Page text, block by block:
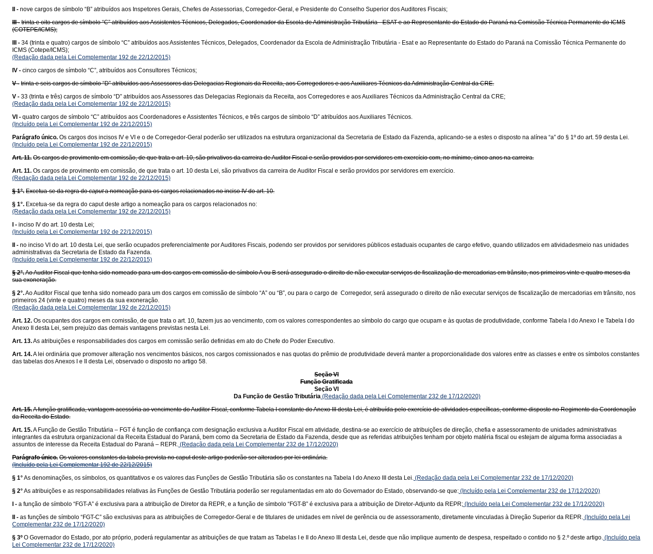
II - nove cargos de símbolo “B” atribuídos aos Inspetores Gerais, Chefes de Assessorias, Corregedor-Geral, e Presidente do Conselho Superior dos Auditores Fiscais;
III - trinta e oito cargos de símbolo “C” atribuídos aos Assistentes Técnicos, Delegados, Coordenador da Escola de Administração Tributária - ESAT e ao Representante do Estado do Paraná na Comissão Técnica Permanente do ICMS
(COTEPE/ICMS);
III - 34 (trinta e quatro) cargos de símbolo “C” atribuídos aos Assistentes Técnicos, Delegados, Coordenador da Escola de Administração Tributária - Esat e ao Representante do Estado do Paraná na Comissão Técnica Permanente do
ICMS (Cotepe/ICMS);
(Redação dada pela Lei Complementar 192 de 22/12/2015)
IV - cinco cargos de símbolo “C”, atribuídos aos Consultores Técnicos;
V - trinta e seis cargos de símbolo “D” atribuídos aos Assessores das Delegacias Regionais da Receita, aos Corregedores e aos Auxiliares Técnicos da Administração Central da CRE.
V - 33 (trinta e três) cargos de símbolo “D” atribuídos aos Assessores das Delegacias Regionais da Receita, aos Corregedores e aos Auxiliares Técnicos da Administração Central da CRE;
(Redação dada pela Lei Complementar 192 de 22/12/2015)
VI - quatro cargos de símbolo “C” atribuídos aos Coordenadores e Assistentes Técnicos, e três cargos de símbolo “D” atribuídos aos Auxiliares Técnicos.
(Incluído pela Lei Complementar 192 de 22/12/2015)
Parágrafo único. Os cargos dos incisos IV e VI e o de Corregedor-Geral poderão ser utilizados na estrutura organizacional da Secretaria de Estado da Fazenda, aplicando-se a estes o disposto na alínea “a” do § 1º do art. 59 desta Lei.
(Incluído pela Lei Complementar 192 de 22/12/2015)
Art. 11. Os cargos de provimento em comissão, de que trata o art. 10, são privativos da carreira de Auditor Fiscal e serão providos por servidores em exercício com, no mínimo, cinco anos na carreira.
Art. 11. Os cargos de provimento em comissão, de que trata o art. 10 desta Lei, são privativos da carreira de Auditor Fiscal e serão providos por servidores em exercício.
(Redação dada pela Lei Complementar 192 de 22/12/2015)
§ 1°. Excetua-se da regra docaputa nomeação para os cargos relacionados no inciso IV do art. 10.
§ 1°. Excetua-se da regra do caput deste artigo a nomeação para os cargos relacionados no:
(Redação dada pela Lei Complementar 192 de 22/12/2015)
I - inciso IV do art. 10 desta Lei;
(Incluído pela Lei Complementar 192 de 22/12/2015)
II - no inciso VI do art. 10 desta Lei, que serão ocupados preferencialmente por Auditores Fiscais, podendo ser providos por servidores públicos estaduais ocupantes de cargo efetivo, quando utilizados em atividadesmeio nas unidades
administrativas da Secretaria de Estado da Fazenda.
(Incluído pela Lei Complementar 192 de 22/12/2015)
§ 2°.Ao Auditor Fiscal que tenha sido nomeado para um dos cargos em comissão de símbolo A ou B será assegurado o direito de não executar serviços de fiscalização de mercadorias em trânsito, nos primeiros vinte e quatro meses da
sua exoneração.
§ 2°.Ao Auditor Fiscal que tenha sido nomeado para um dos cargos em comissão de símbolo “A” ou “B”, ou para o cargo de Corregedor, será assegurado o direito de não executar serviços de fiscalização de mercadorias em trânsito, nos
primeiros 24 (vinte e quatro) meses da sua exoneração.
(Redação dada pela Lei Complementar 192 de 22/12/2015)
Art. 12. Os ocupantes dos cargos em comissão, de que trata o art. 10, fazem jus ao vencimento, com os valores correspondentes ao símbolo do cargo que ocupam e às quotas de produtividade, conforme Tabela I do Anexo I e Tabela I do
Anexo II desta Lei, sem prejuízo das demais vantagens previstas nesta Lei.
Art. 13.As atribuições e responsabilidades dos cargos em comissão serão definidas em ato do Chefe do Poder Executivo.
Art. 14.A lei ordinária que promover alteração nos vencimentos básicos, nos cargos comissionados e nas quotas do prêmio de produtividade deverá manter a proporcionalidade dos valores entre as classes e entre os símbolos constantes
das tabelas dos Anexos I e II desta Lei, observado o disposto no artigo 58.
Seção VI
Função Gratificada
Seção VI
Da Função de Gestão Tributária (Redação dada pela Lei Complementar 232 de 17/12/2020)
Art. 15.A função gratificada, vantagem acessória ao vencimento do Auditor Fiscal, conforme Tabela I constante do Anexo III desta Lei, é atribuída pelo exercício de atividades específicas, conforme disposto no Regimento da Coordenação
da Receita do Estado.
Art. 15.A Função de Gestão Tributária – FGT é função de confiança com designação exclusiva a Auditor Fiscal em atividade, destina-se ao exercício de atribuições de direção, chefia e assessoramento de unidades administrativas
integrantes da estrutura organizacional da Receita Estadual do Paraná, bem como da Secretaria de Estado da Fazenda, desde que as referidas atribuições tenham por objeto matéria fiscal ou estejam de alguma forma associadas a
assuntos de interesse da Receita Estadual do Paraná – REPR. (Redação dada pela Lei Complementar 232 de 17/12/2020)
Parágrafo único. Os valores constantes da tabela prevista no caput deste artigo poderão ser alterados por lei ordinária.
(Incluído pela Lei Complementar 192 de 22/12/2015)
§ 1°As denominações, os símbolos, os quantitativos e os valores das Funções de Gestão Tributária são os constantes na Tabela I do Anexo III desta Lei. (Redação dada pela Lei Complementar 232 de 17/12/2020)
§ 2°As atribuições e as responsabilidades relativas às Funções de Gestão Tributária poderão ser regulamentadas em ato do Governador do Estado, observando-se que: (Incluído pela Lei Complementar 232 de 17/12/2020)
I - a função de símbolo “FGT-A” é exclusiva para a atribuição de Diretor da REPR, e a função de símbolo “FGT-B” é exclusiva para a atribuição de Diretor-Adjunto da REPR; (Incluído pela Lei Complementar 232 de 17/12/2020)
II - as funções de símbolo “FGT-C” são exclusivas para as atribuições de Corregedor-Geral e de titulares de unidades em nível de gerência ou de assessoramento, diretamente vinculadas à Direção Superior da REPR. (Incluído pela Lei
Complementar 232 de 17/12/2020)
§ 3º O Governador do Estado, por ato próprio, poderá regulamentar as atribuições de que tratam as Tabelas I e II do Anexo III desta Lei, desde que não implique aumento de despesa, respeitado o contido no § 2.º deste artigo. (Incluído pela
Lei Complementar 232 de 17/12/2020)